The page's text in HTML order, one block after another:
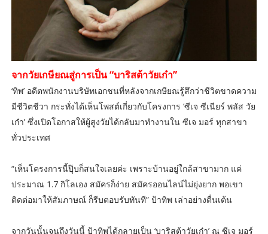
จากวัยเกษียณสู่การเป็น “บาริสต้าวัยเก๋า”
‘ทิพ’ อดีตพนักงานบริษัทเอกชนที่หลังจากเกษียณรู้สึกว่าชีวิตขาดความ
มีชีวิตชีวา กระทั่งได้เห็นโพสต์เกี่ยวกับโครงการ ‘ซีเจ ซีเนียร์ พลัส วัย
เก๋า’ ซึ่งเปิดโอกาสให้ผู้สูงวัยได้กลับมาทำงานใน ซีเจ มอร์ ทุกสาขา
ทั่วประเทศ
“เห็นโครงการนี้ปุ๊บก็สนใจเลยค่ะ เพราะบ้านอยู่ใกล้สาขามาก แค่
ประมาณ 1.7 กิโลเอง สมัครก็ง่าย สมัครออนไลน์ไม่ยุ่งยาก พอเขา
ติดต่อมาให้สัมภาษณ์ ก็รีบตอบรับทันที” ป้าทิพ เล่าอย่างตื่นเต้น
จากวันนั้นจนถึงวันนี้ ป้าทิพได้กลายเป็น ‘บาริสต้าวัยเก๋า’ ณ ซีเจ มอร์